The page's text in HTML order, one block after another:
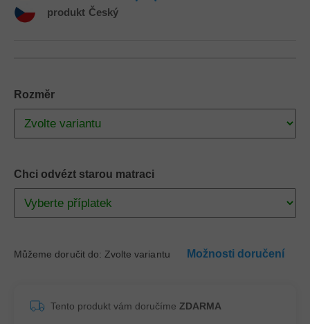
Rozměr
Chci odvézt starou matraci
Můžeme doručit do: Zvolte variantu Možnosti doručení
Tento produkt vám doručíme ZDARMA
Český
produkt